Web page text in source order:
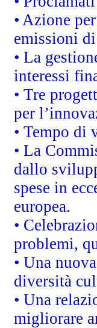
• Azione
emissioni
• La
interessi
• Tre
per
• Tempo di
• La
dallo
spese in
europea.
•
problemi,
• Una
diversità
• Una
migliorare